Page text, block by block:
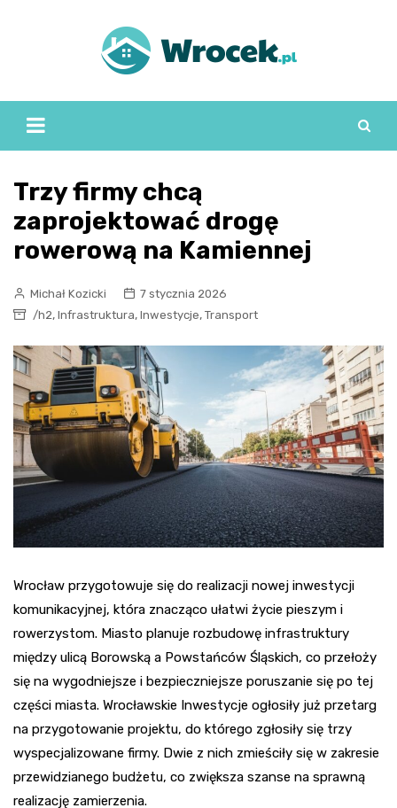
Trzy firmy chcą
zaprojektować drogę
rowerową na Kamiennej
Michał Kozicki
7 stycznia 2026
/h2, Infrastruktura, Inwestycje, Transport
Wrocław przygotowuje się do realizacji nowej inwestycji
komunikacyjnej, która znacząco ułatwi życie pieszym i
rowerzystom. Miasto planuje rozbudowę infrastruktury
między ulicą Borowską a Powstańców Śląskich, co przełoży
się na wygodniejsze i bezpieczniejsze poruszanie się po tej
części miasta. Wrocławskie Inwestycje ogłosiły już przetarg
na przygotowanie projektu, do którego zgłosiły się trzy
wyspecjalizowane firmy. Dwie z nich zmieściły się w zakresie
przewidzianego budżetu, co zwiększa szanse na sprawną
realizację zamierzenia.